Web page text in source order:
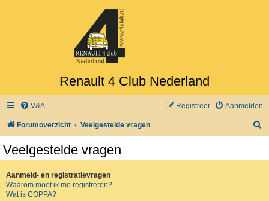
Renault 4 Club Nederland
V&A Aanmelden
Registreer
Forumoverzicht Veelgestelde vragen
Veelgestelde vragen
Aanmeld- en registratievragen
Waarom moet ik me registreren?
Wat is COPPA?